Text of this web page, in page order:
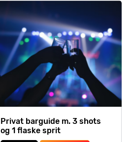
Privat barguide m. 3 shots
og 1 flaske sprit